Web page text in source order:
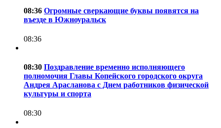
08:36 Огромные сверкающие буквы появятся на
въезде в Южноуральск
08:36
08:30 Поздравление временно исполняющего
полномочия Главы Копейского городского округа
Андрея Арасланова с Днем работников физической
культуры и спорта
08:30